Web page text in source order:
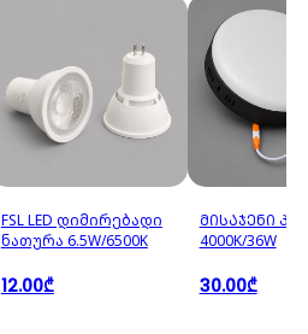
FSL LED დიმირებადი
ნათურა 6.5W/6500K
12.00₾
ᲛᲘᲡᲐᲯᲔᲜᲘ
4000K/36W
30.00₾